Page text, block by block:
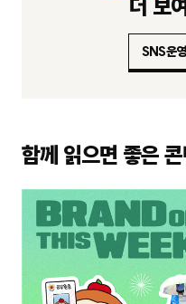
더 보
SNS운
함께 읽으면 좋은